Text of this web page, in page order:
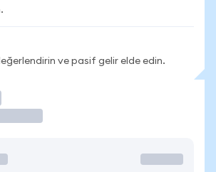
ve pasif gelir elde edin.